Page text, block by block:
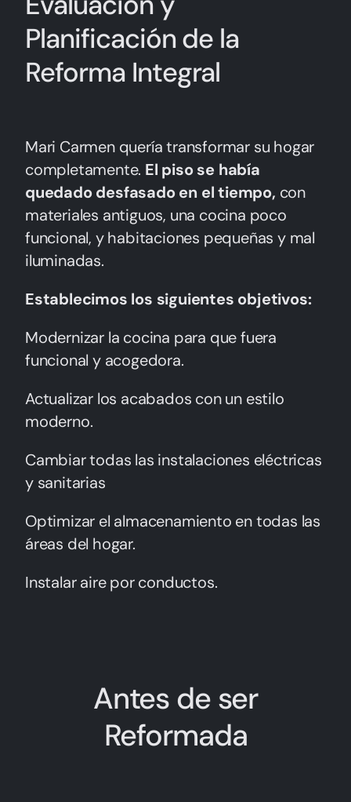
Planificación de la
Reforma Integral
Mari Carmen quería transformar su hogar
completamente. El piso se había
quedado desfasado en el tiempo, con
materiales antiguos, una cocina poco
funcional, y habitaciones pequeñas y mal
iluminadas.
Establecimos los siguientes objetivos:
Modernizar la cocina para que fuera
funcional y acogedora.
Actualizar los acabados con un estilo
moderno.
Cambiar todas las instalaciones eléctricas
y sanitarias
Optimizar el almacenamiento en todas las
áreas del hogar.
Instalar aire por conductos.
Antes de ser
Reformada